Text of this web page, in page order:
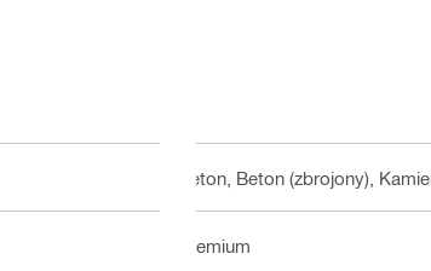
Beton, Beton (zbrojony),
Premium